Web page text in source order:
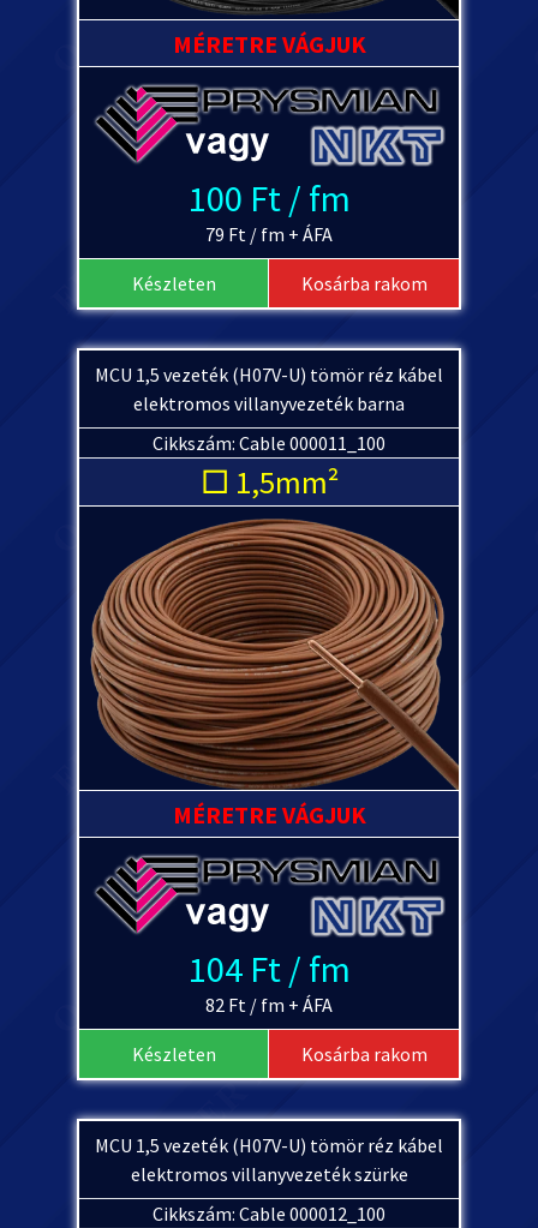
MÉRETRE VÁGJUK
100 Ft / fm
79 Ft / fm + ÁFA
Készleten Kosárba rakom
MCU 1,5 vezeték (H07V-U) tömör réz kábel
elektromos villanyvezeték barna
Cikkszám: Cable 000011_100
□ 1,5mm²
MÉRETRE VÁGJUK
104 Ft / fm
82 Ft / fm + ÁFA
Készleten Kosárba rakom
MCU 1,5 vezeték (H07V-U) tömör réz kábel
elektromos villanyvezeték szürke
Cikkszám: Cable 000012_100